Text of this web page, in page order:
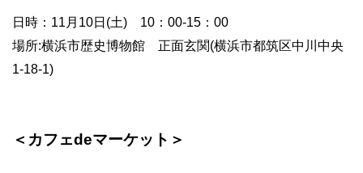
日時：11月10日(土) 10：00-15：00
場所:横浜市歴史博物館 正面玄関(横浜市都筑区中川中央
1-18-1)
＜カフェdeマーケット＞